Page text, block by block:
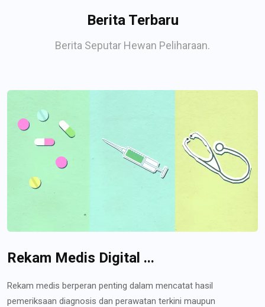
Berita Terbaru
Berita Seputar Hewan Peliharaan.
Rekam Medis Digital ...
Rekam medis berperan penting dalam mencatat hasil
pemeriksaan diagnosis dan perawatan terkini maupun